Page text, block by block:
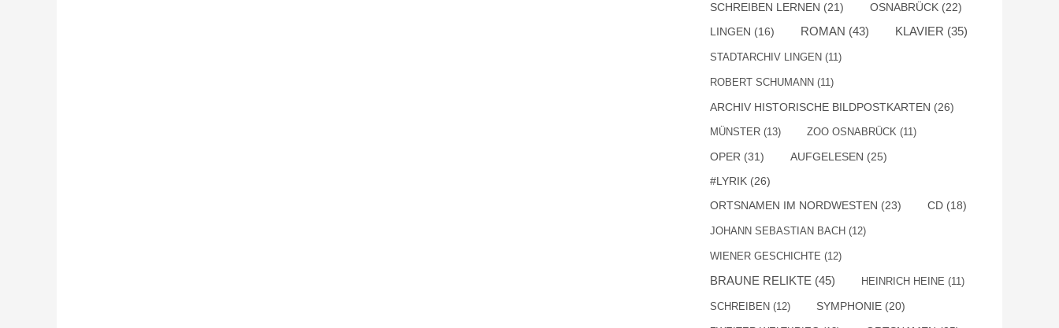
SCHREIBEN LERNEN (21) OSNABRÜCK (22)
LINGEN (16) ROMAN (43) KLAVIER (35)
STADTARCHIV LINGEN (11)
ROBERT SCHUMANN (11)
ARCHIV HISTORISCHE BILDPOSTKARTEN (26)
MÜNSTER (13) ZOO OSNABRÜCK (11)
OPER (31) AUFGELESEN (25)
#LYRIK (26)
ORTSNAMEN IM NORDWESTEN (23) CD (18)
JOHANN SEBASTIAN BACH (12)
WIENER GESCHICHTE (12)
BRAUNE RELIKTE (45) HEINRICH HEINE (11)
SCHREIBEN (12) SYMPHONIE (20)